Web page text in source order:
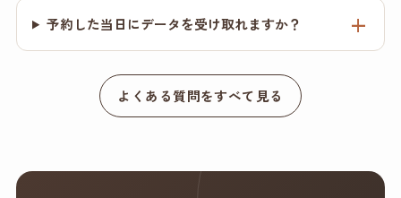
予約した当日にデータを受け取れますか？
よくある質問をすべて見る